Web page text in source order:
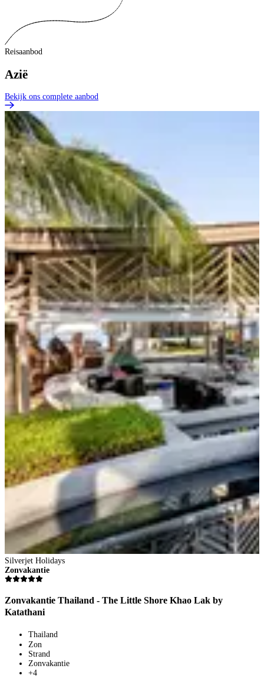
Reisaanbod
Azië
Bekijk ons complete aanbod
Silverjet Holidays
Zonvakantie
Zonvakantie Thailand - The Little Shore Khao Lak by
Katathani
Thailand
Zon
Strand
Zonvakantie
+4